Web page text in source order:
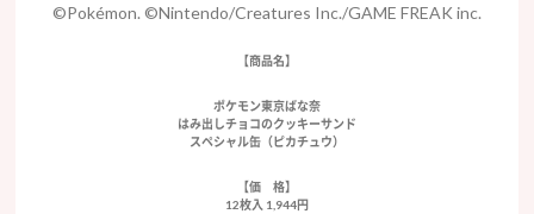
©Pokémon. ©Nintendo/Creatures Inc./GAME FREAK inc.
【商品名】
ポケモン東京ばな奈
はみ出しチョコのクッキーサンド
スペシャル缶（ピカチュウ）
【価 格】
12枚入 1,944円